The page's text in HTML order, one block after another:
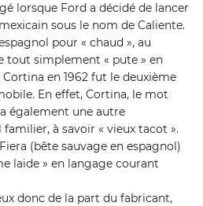
lorsque Ford a décidé de lancer
sous le nom de Caliente.
pour « chaud », au
tout simplement « pute » en
en 1962 fut le deuxième
En effet, Cortina, le mot
également une autre
à savoir « vieux tacot ».
(bête sauvage en espagnol)
laide » en langage courant
donc de la part du fabricant,